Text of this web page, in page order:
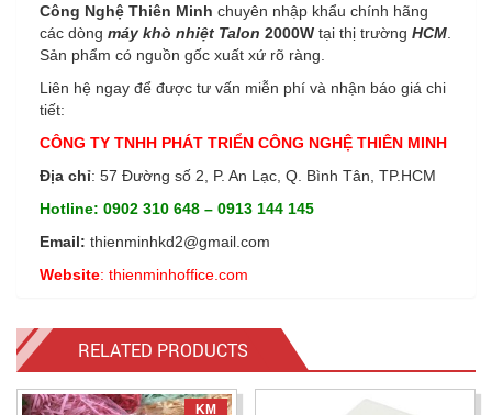
Công Nghệ Thiên Minh chuyên nhập khẩu chính hãng
các dòng máy khò nhiệt Talon 2000W tại thị trường HCM
Sản phẩm có nguồn gốc xuất xứ rõ ràng.
Liên hệ ngay để được tư vấn miễn phí và nhận báo giá chi
tiết:
CÔNG TY TNHH PHÁT TRIỂN CÔNG NGHỆ THIÊN MINH
Địa chỉ: 57 Đường số 2, P. An Lạc, Q. Bình Tân, TP.HCM
Hotline: 0902 310 648 – 0913 144 145
Email: thienminhkd2@gmail.com
Website: thienminhoffice.com
RELATED PRODUCTS
KM